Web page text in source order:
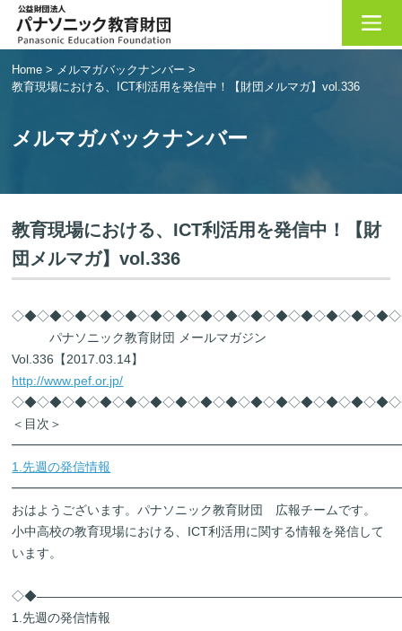
Home > メルマガバックナンバー >
教育現場における、ICT利活用を発信中！【財団メルマガ】vol.336
メルマガバックナンバー
教育現場における、ICT利活用を発信中！【財
団メルマガ】vol.336
パナソニック教育財団 メールマガジン
Vol.336【2017.03.14】
http://www.pef.or.jp/
＜目次＞
1.先週の発信情報
おはようございます。パナソニック教育財団 広報チームです。
小中高校の教育現場における、ICT利活用に関する情報を発信して
います。
1.先週の発信情報